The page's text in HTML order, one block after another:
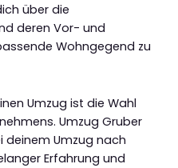
über die
deren Vor- und
Wohngegend zu
Umzug ist die Wahl
Umzug Gruber
deinem Umzug nach
Erfahrung und